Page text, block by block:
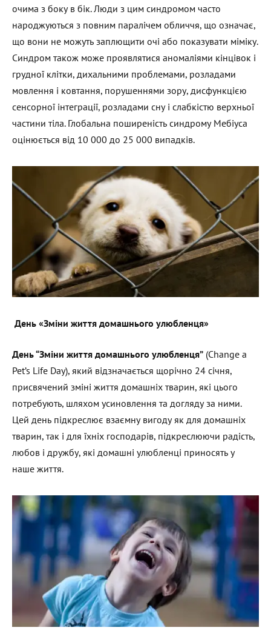
очима з боку в бік. Люди з цим синдромом часто
народжуються з повним паралічем обличчя, що означає,
що вони не можуть заплющити очі або показувати міміку.
Синдром також може проявлятися аномаліями кінцівок і
грудної клітки, дихальними проблемами, розладами
мовлення і ковтання, порушеннями зору, дисфункцією
сенсорної інтеграції, розладами сну і слабкістю верхньої
частини тіла. Глобальна поширеність синдрому Мебіуса
оцінюється від 10 000 до 25 000 випадків.
День «Зміни життя домашнього улюбленця»
День “Зміни життя домашнього улюбленця” (Change a
Pet’s Life Day), який відзначається щорічно 24 січня,
присвячений зміні життя домашніх тварин, які цього
потребують, шляхом усиновлення та догляду за ними.
Цей день підкреслює взаємну вигоду як для домашніх
тварин, так і для їхніх господарів, підкреслюючи радість,
любов і дружбу, які домашні улюбленці приносять у
наше життя.